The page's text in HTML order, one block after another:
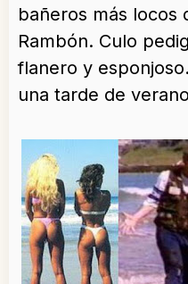
bañeros más locos
Rambón. Culo
flanero y
una tarde de